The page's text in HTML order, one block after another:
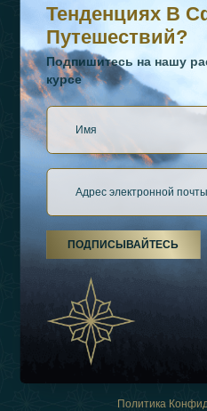
О
Виды
Политика
Тенденциях В
Путешествий?
Подпишитесь на нашу
курсе
ПОДПИСЫВАЙТЕСЬ